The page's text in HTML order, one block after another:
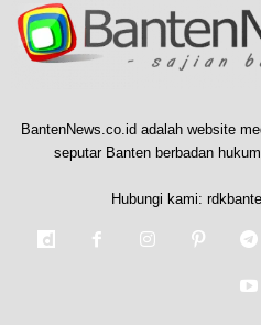
BantenNews.co.id adalah website
seputar Banten berbadan
Hubungi kami: